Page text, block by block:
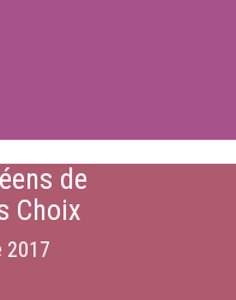
de
Choix
2017